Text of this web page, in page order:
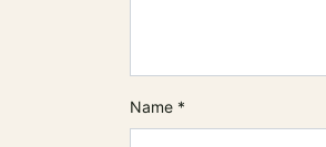
Name *